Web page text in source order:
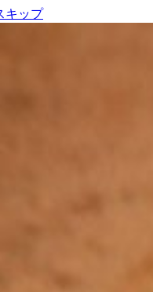
キップ